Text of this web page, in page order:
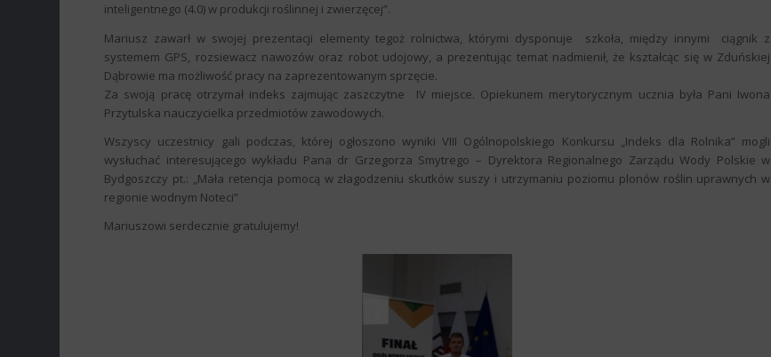
inteligentnego (4.0) w produkcji roślinnej i zwierzęcej”.
Mariusz zawarł w swojej prezentacji elementy tegoż rolnictwa, którymi dysponuje szkoła, między innymi ciągnik z
systemem GPS, rozsiewacz nawozów oraz robot udojowy, a prezentując temat nadmienił, że kształcąc się w Zduńskiej
Dąbrowie ma możliwość pracy na zaprezentowanym sprzęcie.
Za swoją pracę otrzymał indeks zajmując zaszczytne IV miejsce. Opiekunem merytorycznym ucznia była Pani Iwona
Przytulska nauczycielka przedmiotów zawodowych.
Wszyscy uczestnicy gali podczas, której ogłoszono wyniki VIII Ogólnopolskiego Konkursu „Indeks dla Rolnika” mogli
wysłuchać interesującego wykładu Pana dr Grzegorza Smytrego – Dyrektora Regionalnego Zarządu Wody Polskie w
Bydgoszczy pt.: „Mała retencja pomocą w złagodzeniu skutków suszy i utrzymaniu poziomu plonów roślin uprawnych w
regionie wodnym Noteci”
Mariuszowi serdecznie gratulujemy!